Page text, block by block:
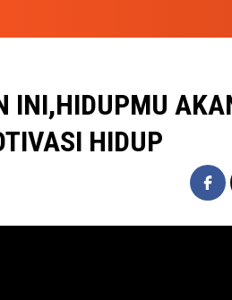
INI,HIDUPMU
HIDUP